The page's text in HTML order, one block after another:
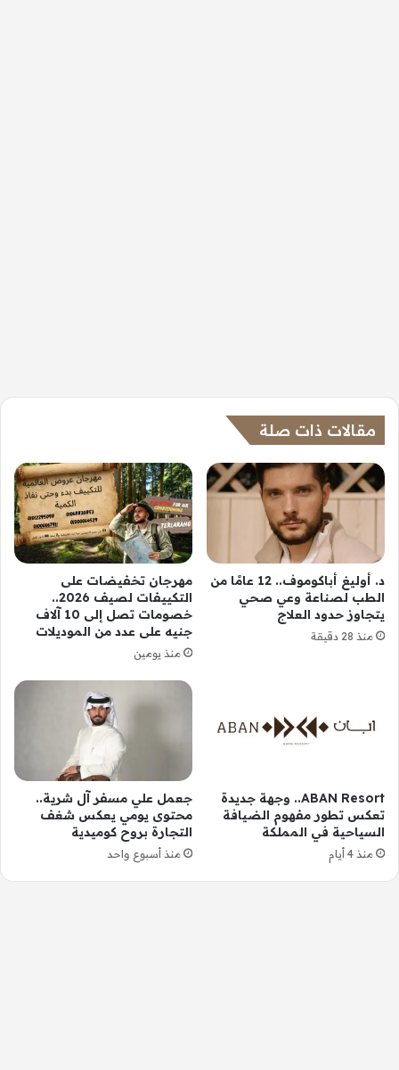
مقالات ذات صلة
د. أوليغ أباكوموف.. 12 عامًا من
الطب لصناعة وعي صحي
يتجاوز حدود العلاج
منذ 28 دقيقة
مهرجان تخفيضات على
التكييفات لصيف 2026..
خصومات تصل إلى 10 آلاف
جنيه على عدد من الموديلات
منذ يومين
ABAN Resort.. وجهة جديدة
تعكس تطور مفهوم الضيافة
السياحية في المملكة
منذ 4 أيام
جعمل علي مسفر آل شرية..
محتوى يومي يعكس شغف
التجارة بروح كوميدية
منذ أسبوع واحد